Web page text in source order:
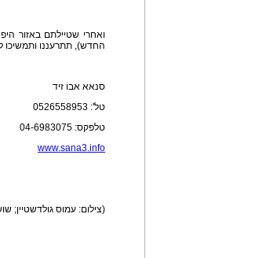
ואחרי שטיילתם באזור
החדש), תתרעננו ותמשיכו
סנאא אבו זיד
טל': 0526558953
טלפקס: 04-6983075
www.sana3.info
(צילום: עמוס גולדשטיין;